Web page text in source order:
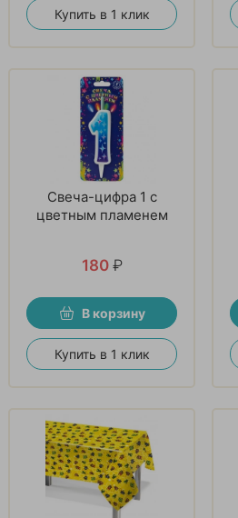
Купить в 1 клик
Свеча-цифра 1 с
цветным пламенем
180 ₽
В корзину
Купить в 1 клик